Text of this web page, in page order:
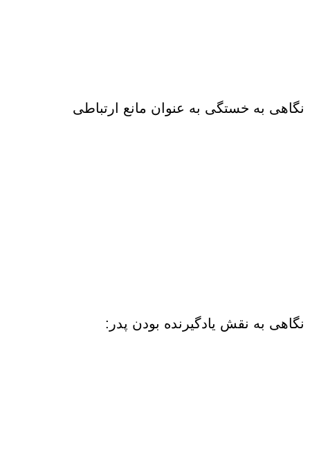
نگاهی به خستگی به عنوان مانع ارتباطی
نگاهی به نقش یادگیرنده بودن پدر: